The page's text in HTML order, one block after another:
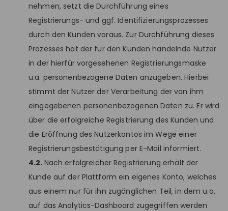
nehmen, setzt die Durchführung eines
Registrierungs- und ggf. Identifizierungsprozesses
durch den Kunden voraus. Zur Durchführung dieses
Prozesses hat der für den Kunden handelnde Nutzer
in der hierfür vorgesehenen Registrierungsmaske
u.a. personenbezogene Daten anzugeben. Hierbei
stimmt der Nutzer der Verarbeitung der von ihm
eingegebenen personenbezogenen Daten zu. Er wird
über die erfolgreiche Registrierung des Kunden und
die Eröffnung des Nutzerkontos im Wege einer
Registrierungsbestätigung per E-Mail informiert.
4.2. Nach erfolgreicher Registrierung erhält der
Kunde auf der Plattform ein eigenes Konto, welches
aus einem nur für ihn zugänglichen Teil, in dem u.a.
auf das Analytics-Dashboard zugegriffen werden